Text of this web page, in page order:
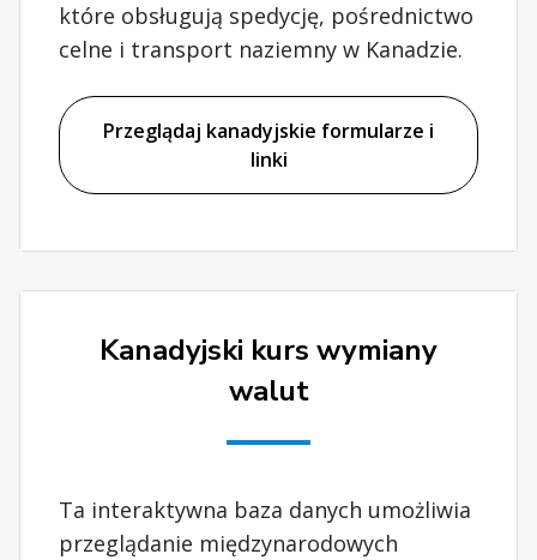
które obsługują spedycję, pośrednictwo
celne i transport naziemny w Kanadzie.
Przeglądaj kanadyjskie formularze i
linki
Kanadyjski kurs wymiany
walut
Ta interaktywna baza danych umożliwia
przeglądanie międzynarodowych